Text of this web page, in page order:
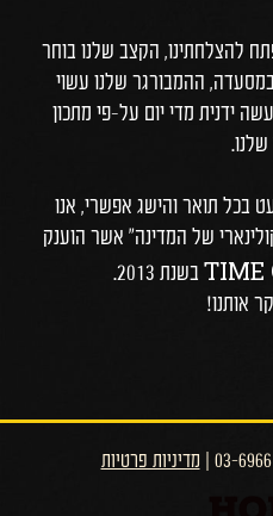
להצלחתינו, הקצב שלנו בוחר
ההמבורגר שלנו עשוי
ידנית מדי יום על-פי מתכון
שלנו.
בכל תואר והישג אפשרי, אנו
של המדינה" אשר הוענק
TIME בשנת 2013.
אותנו!
מדיניות פרטיות